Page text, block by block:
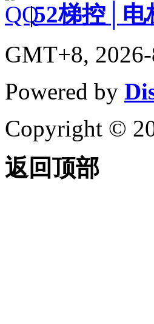
|52梯控│电
GMT+8,
Powered by
Copyright ©
返回顶部